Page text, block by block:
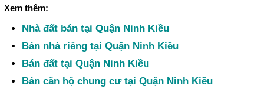
Xem thêm:
Nhà đất bán tại Quận Ninh Kiều
Bán nhà riêng tại Quận Ninh Kiều
Bán đất tại Quận Ninh Kiều
Bán căn hộ chung cư tại Quận Ninh Kiều